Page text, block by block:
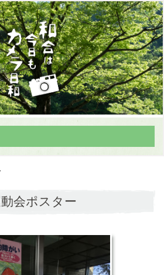
会ポスター